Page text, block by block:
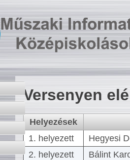
Versenyen
Helyezések
1. helyezett
Hegyesi
2. helyezett
Bálint